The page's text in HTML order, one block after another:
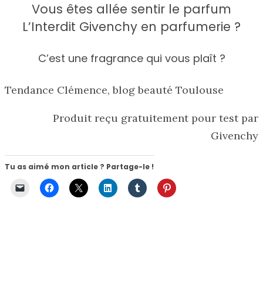
Vous êtes allée sentir le parfum
L’Interdit Givenchy en parfumerie ?
C’est une fragrance qui vous plaît ?
Tendance Clémence, blog beauté Toulouse
Produit reçu gratuitement pour test par
Givenchy
Tu as aimé mon article ? Partage-le !